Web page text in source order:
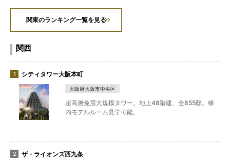
関東のランキング一覧を見る
関西
シティタワー大阪本町
大阪府大阪市中央区
超高層免震大規模タワー。地上48階建、全855邸。棟
内モデルルーム見学可能。
ザ・ライオンズ西九条